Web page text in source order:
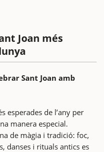
Joan més
Sant Joan amb
esperades de l’any per
manera especial.
de màgia i tradició: foc,
danses i rituals antics es